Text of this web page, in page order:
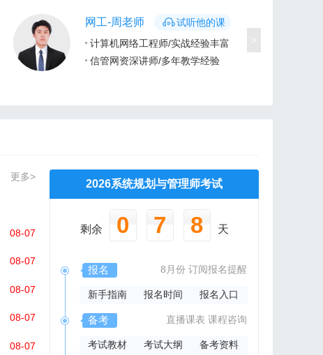
网工-周老师
试听他的课
计算机网络工程师/实战经验丰富
信管网资深讲师/多年教学经验
>
更多>
08-07
08-07
08-07
08-07
08-07
2026系统规划与管理师考试
剩余 0 7 8 天
报名 8月份 订阅报名提醒
新手指南 报名时间 报名入口
备考 直播课表 课程咨询
考试教材 考试大纲
备考资料